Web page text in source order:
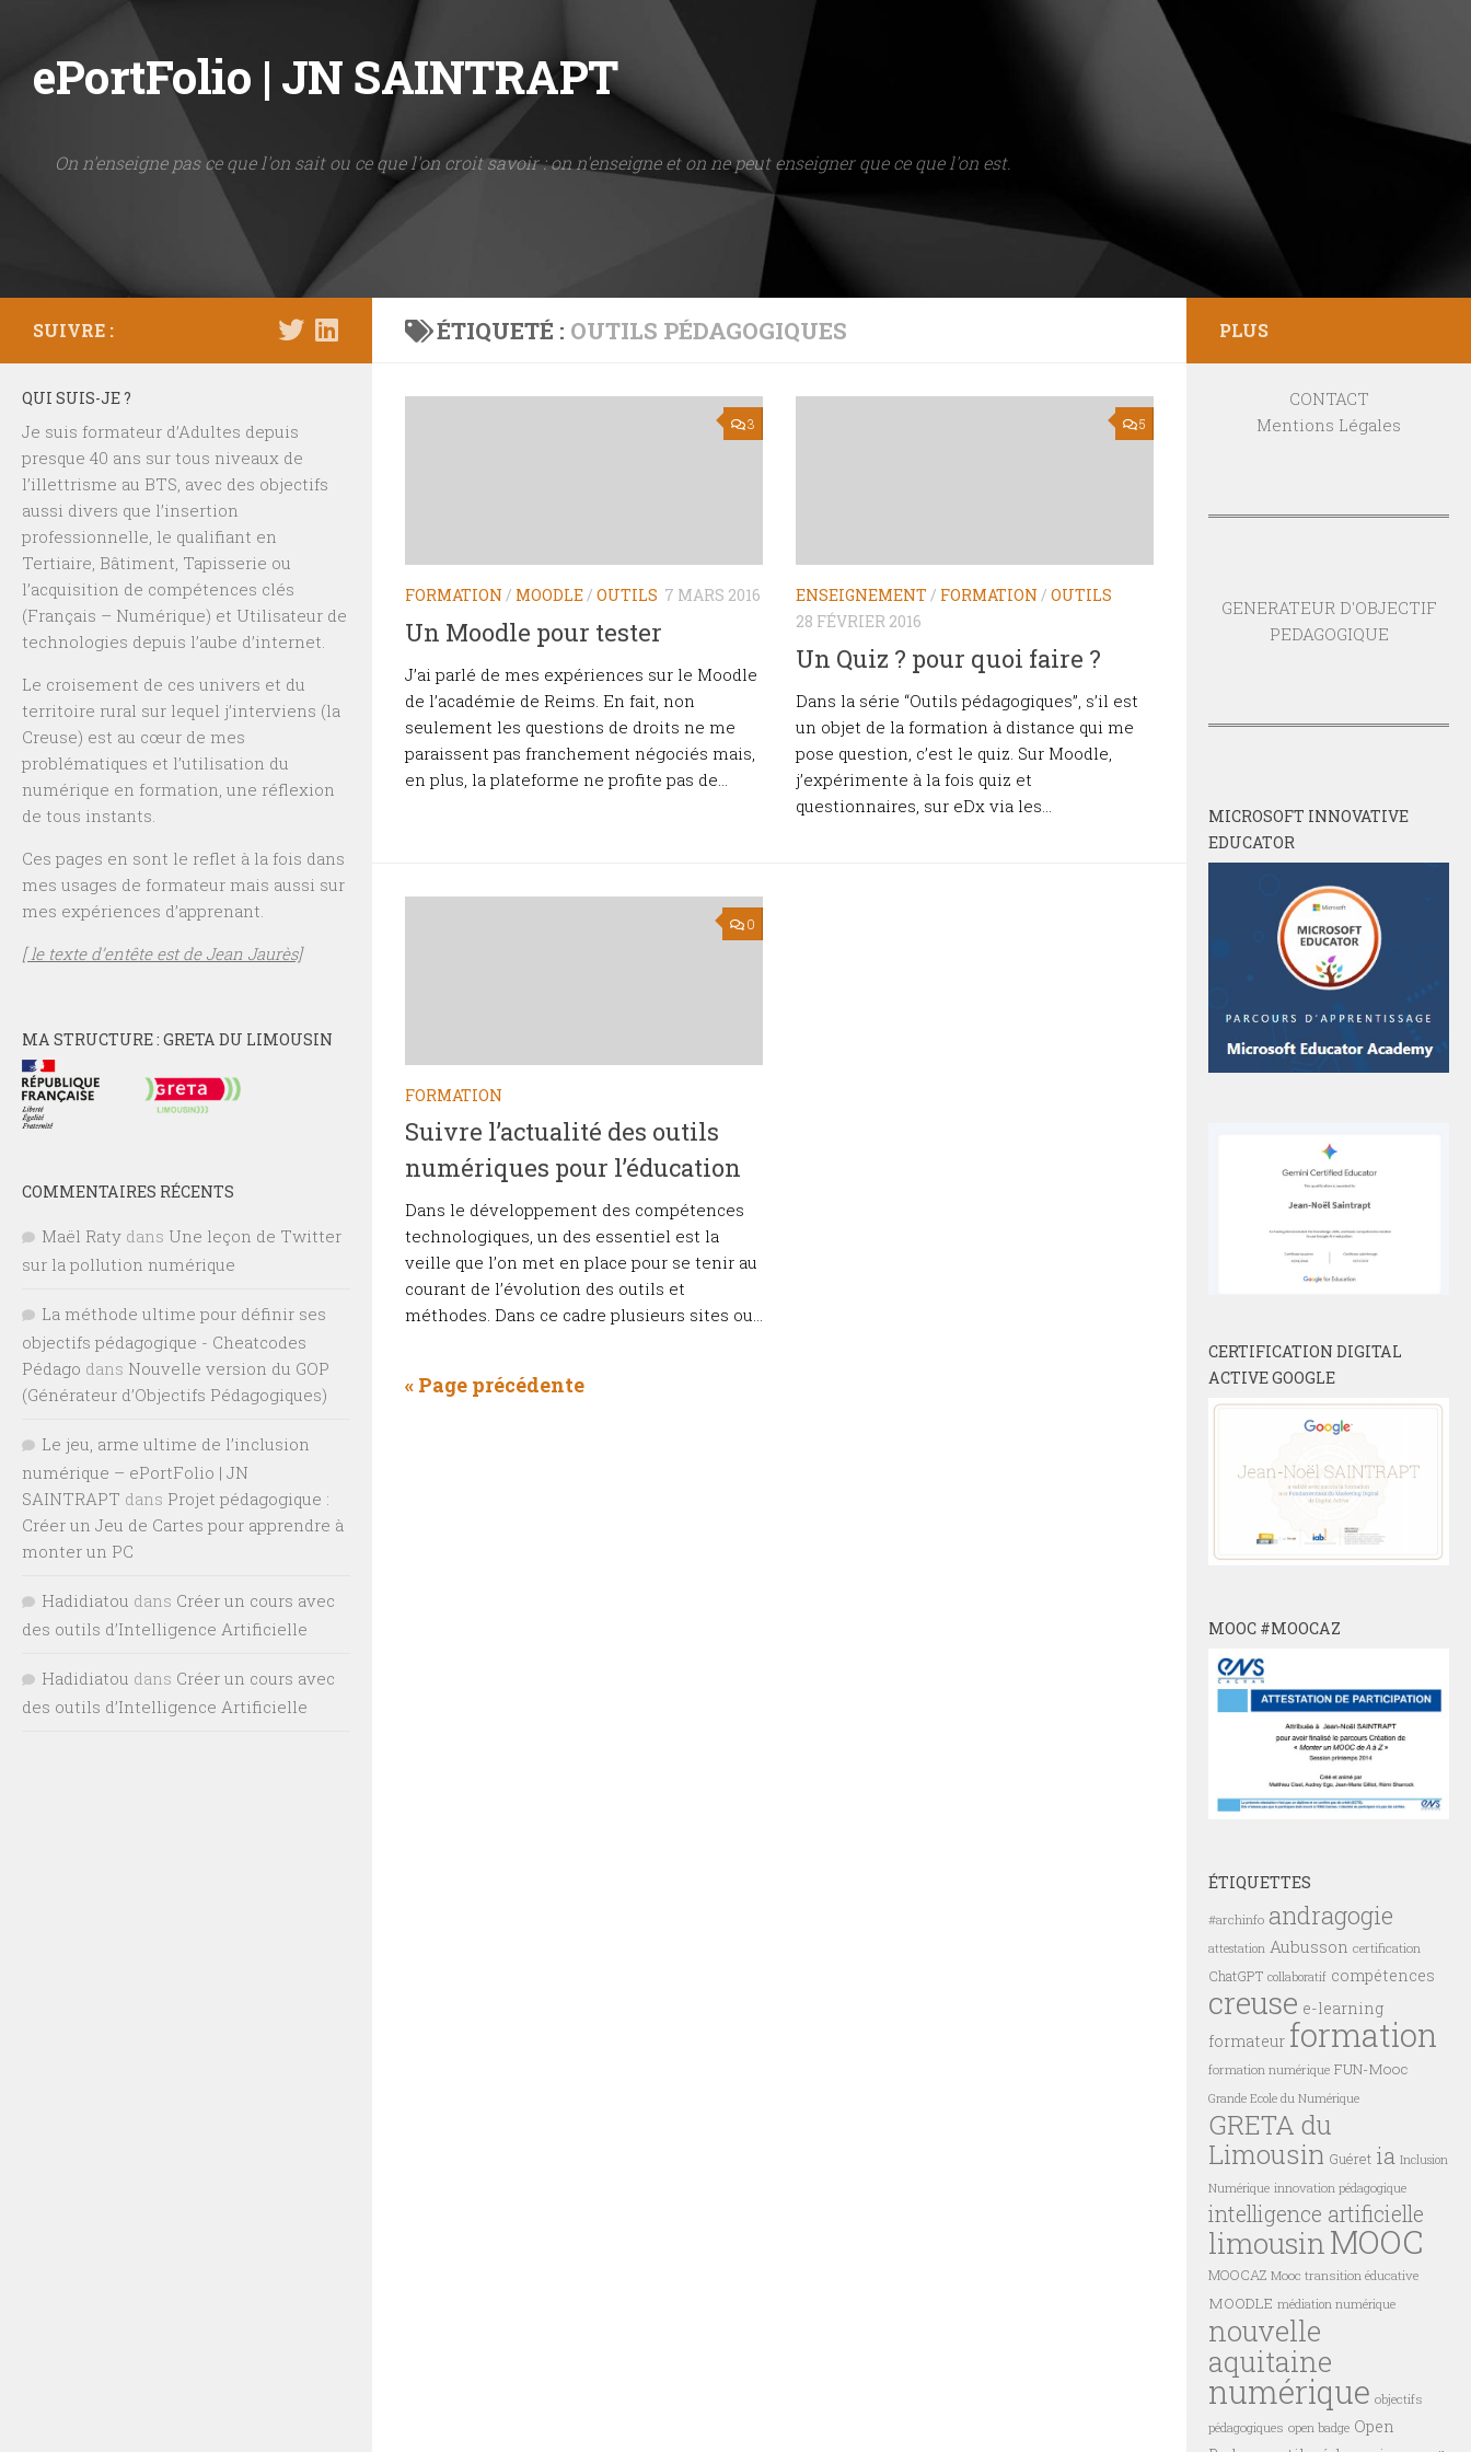
Skip to content
ePortFolio | JN SAINTRAPT
On n'enseigne pas ce que l'on sait ou ce que l'on croit savoir : on n'enseigne et on ne peut enseigner que ce que l'on est.
ÉTIQUETÉ : OUTILS PÉDAGOGIQUES
3
FORMATION / MOODLE/ OUTILS 7 MARS 2016
Un Moodle pour tester
J’ai parlé de mes expériences sur le Moodle
de l’académie de Reims. En fait, non
seulement les questions de droits ne me
paraissent pas franchement négociés mais,
en plus, la plateforme ne profite pas de...
5
ENSEIGNEMENT / FORMATION / OUTILS
28 FÉVRIER 2016
Un Quiz ? pour quoi faire ?
Dans la série “Outils pédagogiques”, s’il est
un objet de la formation à distance qui me
pose question, c’est le quiz. Sur Moodle,
j’expérimente à la fois quiz et
questionnaires, sur eDx via les...
0
FORMATION
Suivre l’actualité des outils
numériques pour l’éducation
Dans le développement des compétences
technologiques, un des essentiel est la
veille que l’on met en place pour se tenir au
courant de l’évolution des outils et
méthodes. Dans ce cadre plusieurs sites ou...
« Page précédente
SUIVRE :
QUI SUIS-JE ?
Je suis formateur d’Adultes depuis
presque 40 ans sur tous niveaux de
l’illettrisme au BTS, avec des objectifs
aussi divers que l’insertion
professionnelle, le qualifiant en
Tertiaire, Bâtiment, Tapisserie ou
l’acquisition de compétences clés
(Français – Numérique) et Utilisateur de
technologies depuis l’aube d’internet.
Le croisement de ces univers et du
territoire rural sur lequel j’interviens (la
Creuse) est au cœur de mes
problématiques et l’utilisation du
numérique en formation, une réflexion
de tous instants.
Ces pages en sont le reflet à la fois dans
mes usages de formateur mais aussi sur
mes expériences d’apprenant.
[ le texte d’entête est de Jean Jaurès]
MA STRUCTURE : GRETA DU LIMOUSIN
COMMENTAIRES RÉCENTS
Maël Raty dans Une leçon de Twitter
sur la pollution numérique
La méthode ultime pour définir ses
objectifs pédagogique - Cheatcodes
Pédago dans Nouvelle version du GOP
(Générateur d’Objectifs Pédagogiques)
Le jeu, arme ultime de l’inclusion
numérique – ePortFolio | JN
SAINTRAPT dans Projet pédagogique :
Créer un Jeu de Cartes pour apprendre à
monter un PC
Hadidiatou dans Créer un cours avec
des outils d’Intelligence Artificielle
Hadidiatou dans Créer un cours avec
des outils d’Intelligence Artificielle
PLUS
CONTACT
Mentions Légales
GENERATEUR D'OBJECTIF
PEDAGOGIQUE
MICROSOFT INNOVATIVE
EDUCATOR
CERTIFICATION DIGITAL
ACTIVE GOOGLE
MOOC #MOOCAZ
ÉTIQUETTES
#archinfo andragogie
attestation Aubusson certification
ChatGPT collaboratif compétences
creuse e-learning
formateur formation
formation numérique FUN-Mooc
Grande Ecole du Numérique
GRETA du
Limousin Guéret ia Inclusion
Numérique innovation pédagogique
intelligence artificielle
limousin MOOC
MOOCAZ Mooc transition éducative
MOODLE médiation numérique
nouvelle
aquitaine
numérique objectifs
pédagogiques open badge Open